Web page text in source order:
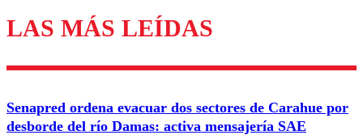
Los comentarios son moderados para garantizar un
diálogo respetuoso.
Correo
LAS MÁS LEÍDAS
Senapred ordena evacuar dos sectores de Carahue por
desborde del río Damas: activa mensajería SAE